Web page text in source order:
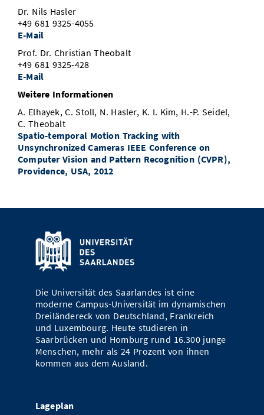
Dr. Nils Hasler
+49 681 9325-4055
E-Mail
Prof. Dr. Christian Theobalt
+49 681 9325-428
E-Mail
Weitere Informationen
A. Elhayek, C. Stoll, N. Hasler, K. I. Kim, H.-P. Seidel,
C. Theobalt
Spatio-temporal Motion Tracking with
Unsynchronized Cameras IEEE Conference on
Computer Vision and Pattern Recognition (CVPR),
Providence, USA, 2012
Die Universität des Saarlandes ist eine
moderne Campus-Universität im dynamischen
Dreiländereck von Deutschland, Frankreich
und Luxembourg. Heute studieren in
Saarbrücken und Homburg rund 16.300 junge
Menschen, mehr als 24 Prozent von ihnen
kommen aus dem Ausland.
Lageplan